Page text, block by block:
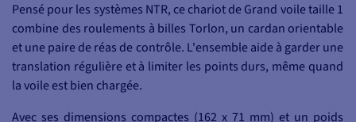
Pensé pour les systèmes NTR, ce chariot de Grand voile taille 1
combine des roulements à billes Torlon, un cardan orientable
et une paire de réas de contrôle. L'ensemble aide à garder une
translation régulière et à limiter les points durs, même quand
la voile est bien chargée.
Avec ses dimensions compactes (162 x 71 mm) et un poids